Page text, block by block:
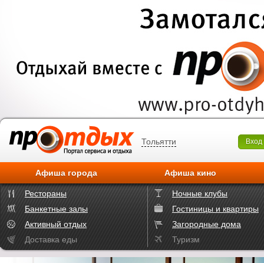
Тольятти Вход
Афиша города Афиша кино
Рестораны
Ночные клубы
Банкетные залы
Гостиницы и квартиры
Активный отдых
Загородные дома
Доставка еды
Туризм